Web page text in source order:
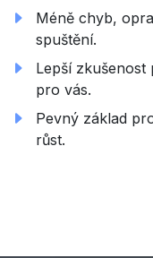
Méně chyb,
spuštění.
Lepší zkušenost
pro vás.
Pevný základ
růst.